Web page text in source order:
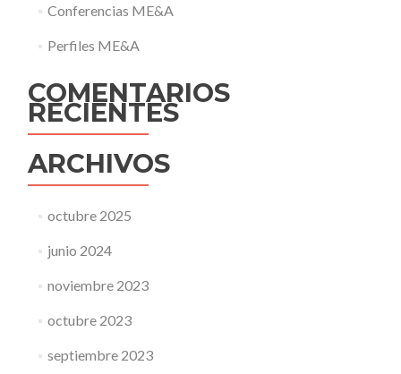
Conferencias ME&A
Perfiles ME&A
COMENTARIOS
RECIENTES
ARCHIVOS
octubre 2025
junio 2024
noviembre 2023
octubre 2023
septiembre 2023